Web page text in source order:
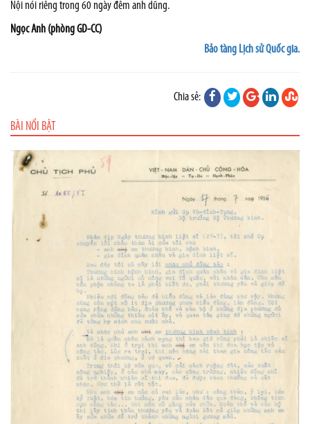
Nội nói riêng trong 60 ngày đêm anh dũng.
Ngọc Anh (phòng GD-CC)
Bảo tàng Lịch sử Quốc gia.
Chia sẻ:
BÀI NỔI BẬT